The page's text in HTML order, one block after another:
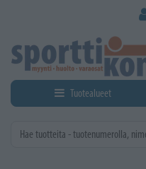
Tuotealueet